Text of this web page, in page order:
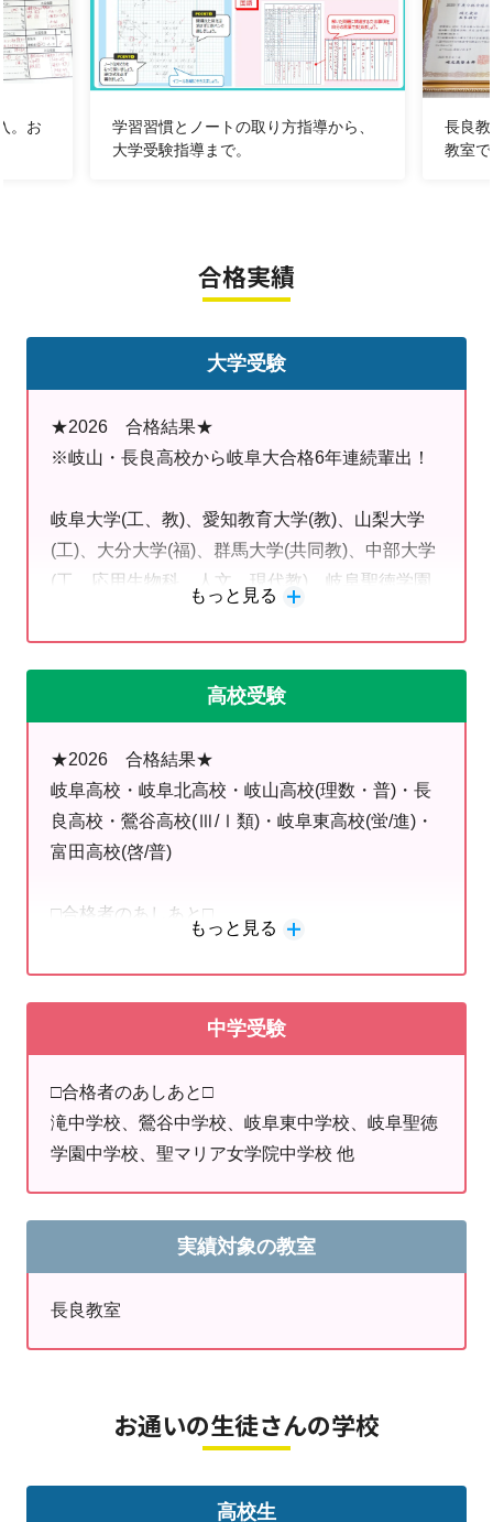
校内の偏差値が全国偏差値とは限りません。
高校受験偏差値は大学受験偏差値と同じではありませ
高校受験偏差値60の岐山高校に通学しているからとい
って、大学受験偏差値57以上の岐阜大学に必ず合格出
とかなりましたが、高校はその発展学習であり科目数も
果たして3年生から始めて間に合うでしょうか。
活と両立して上手にバランスを取った状態で高3を向か
える方が成績は上がりやすくなります。
・入試までの計画的授業を受けたい人
・映像や一斉授業で質問がしづらい人
長良地区の高校生個別指導は明光義塾長良教室へ。
≪スタンダード≫※好評！
「平日週2回＋土曜講座(2科目)」で日頃から1教科90分
個別指導で4教科を指導。
国公立を目指し受講科目がたくさん必要な方にオスス
英語・数学以外の国語や生物・化学なども入試に向けて
多忙で両立をしたい1～2年生の方にオススメ。
□■□中学生のためのオススメプラン□■□
スト対策講座(1教科)」による5教科セット。
ツクラブや習い事のスキマ曜日に受講が可能です。
。お
学習習慣とノートの取り方指導から、
大学受験指導まで。
長良
教室
合格実績
大学受験
★2026 合格結果★
※岐山・長良高校から岐阜大合格6年連続輩出！
岐阜大学(工、教)、愛知教育大学(教)、山梨大学
(工)、大分大学(福)、群馬大学(共同教)、中部大学
(工、応用生物科、人文、現代教)、岐阜聖徳学園
間)、中京大学(心理、文)、愛知大学(文)、金城学
院大学(文)、南山大学(理工、人文) ほか
※毎年輩出岐阜大学以外の有名大学あしあと
2026 愛知教育大学 ほか
2025 名古屋大学(2)、大阪公立大学 ほか
2024 名古屋工業大学 ほか
2022 明治大学、早稲田大学、同志社大学 ほか
名古屋大学、東北大学、奈良女子大学、大阪公立
学、横浜国立大学、名古屋市立大学、静岡大学、
大学(医含)、弘前大学、福井大学、滋賀大学、島
根大学、大分大学、群馬大学、山梨大学、愛知教
育大学、愛知県立大学、岐阜薬科大学、岐阜県立
看護大学、長野県立大学、静岡文化芸術大学、福
大学、中央大学、東京理科大学、明治大学、同志
命館大学、関西大学、関西学院大学、南山大学、
日本大学、中京大学、名城大学、藤田医科大学、
学 、椙山女学園大学、愛知淑徳大学、長浜バイオ
大学、中部大学、愛知工業大学、大同大学、防衛
もっと見る
高校受験
★2026 合格結果★
岐阜高校・岐阜北高校・岐山高校(理数・普)・長
良高校・鶯谷高校(Ⅲ/Ⅰ類)・岐阜東高校(蛍/進)・
富田高校(啓/普)
□合格者のあしあと□
高校、岐山高校、関高校、長良高校、各務原西高
校、本巣松陽高校、各務原高校、岐阜総合学園高
校、岐阜城北高校、岐阜商業高校、市立岐阜商業
校、滝高校、名城大学附属高校(特進)、鶯谷高校
(Ⅲ含)、岐阜東高校、岐阜聖徳学園高校、聖マリ
ア女学院高校、比叡山高校 他
もっと見る
中学受験
□合格者のあしあと□
滝中学校、鶯谷中学校、岐阜東中学校、岐阜聖徳
学園中学校、聖マリア女学院中学校 他
実績対象の教室
長良教室
お通いの生徒さんの学校
高校生